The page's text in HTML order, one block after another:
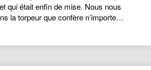
qui était enfin de mise. Nous nous
la torpeur que confère n’importe…